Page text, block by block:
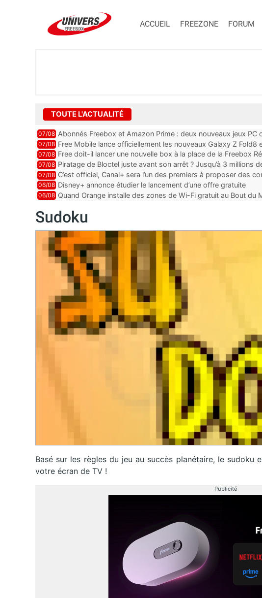
ACCUEIL FREEZONE FORUM
TOUTE L'ACTUALITÉ
07/08 Abonnés Freebox et Amazon Prime : deux nouveaux jeux PC
07/08 Free Mobile lance officiellement les nouveaux Galaxy Z Fold8
des promos et des cadeaux
07/08 Free doit-il lancer une nouvelle box à la place de la Freebox
07/08 Piratage de Bloctel juste avant son arrêt ? Jusqu’à 3 millions
auraient fuité
07/08 C’est officiel, Canal+ sera l’un des premiers à proposer des
Vision 2
06/08 Disney+ annonce étudier le lancement d’une offre gratuite
06/08 Quand Orange installe des zones de Wi-Fi gratuit au Bout du
Sudoku
Basé sur les règles du jeu au succès planétaire, le sudoku
votre écran de TV !
Publicité